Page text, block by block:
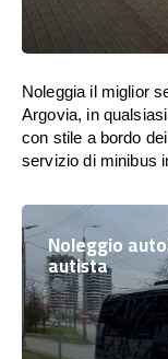
Noleggia il miglior
Argovia, in
con stile a bordo
servizio di minibus
Noleggio
autista